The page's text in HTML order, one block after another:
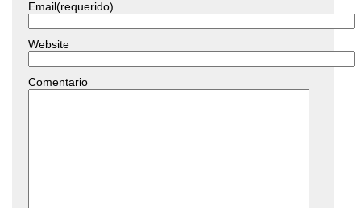
Email(requerido)
Website
Comentario